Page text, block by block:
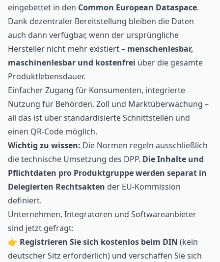
eingebettet in den Common European Dataspace.
Dank dezentraler Bereitstellung bleiben die Daten
auch dann verfügbar, wenn der ursprüngliche
Hersteller nicht mehr existiert – menschenlesbar,
maschinenlesbar und kostenfrei über die gesamte
Produktlebensdauer.
Einfacher Zugang für Konsumenten, integrierte
Nutzung für Behörden, Zoll und Marktüberwachung –
all das ist über standardisierte Schnittstellen und
einen QR-Code möglich.
Wichtig zu wissen: Die Normen regeln ausschließlich
die technische Umsetzung des DPP. Die Inhalte und
Pflichtdaten pro Produktgruppe werden separat in
Delegierten Rechtsakten der EU-Kommission
definiert.
Unternehmen, Integratoren und Softwareanbieter
sind jetzt gefragt:
👉 Registrieren Sie sich kostenlos beim DIN (kein
deutscher Sitz erforderlich) und verschaffen Sie sich